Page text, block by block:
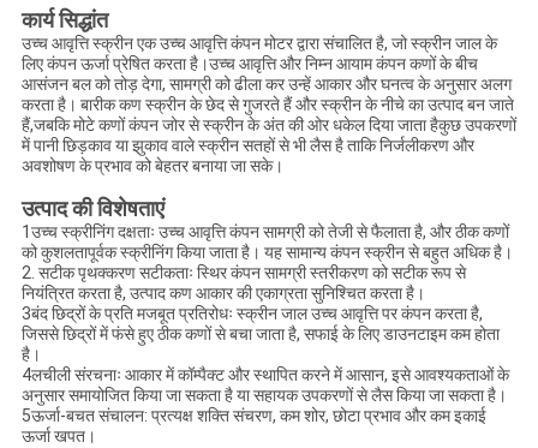
कार्य सिद्धांत
उच्च आवृत्ति स्क्रीन एक उच्च आवृत्ति कंपन मोटर द्वारा संचालित है, जो स्क्रीन जाल के
लिए कंपन ऊर्जा प्रेषित करता है।उच्च आवृत्ति और निम्न आयाम कंपन कणों के बीच
आसंजन बल को तोड़ देगा, सामग्री को ढीला कर उन्हें आकार और घनत्व के अनुसार अलग
करता है। बारीक कण स्क्रीन के छेद से गुजरते हैं और स्क्रीन के नीचे का उत्पाद बन जाते
हैं,जबकि मोटे कणों कंपन जोर से स्क्रीन के अंत की ओर धकेल दिया जाता हैकुछ उपकरणों
में पानी छिड़काव या झुकाव वाले स्क्रीन सतहों से भी लैस है ताकि निर्जलीकरण और
अवशोषण के प्रभाव को बेहतर बनाया जा सके।
उत्पाद की विशेषताएं
1उच्च स्क्रीनिंग दक्षताः उच्च आवृत्ति कंपन सामग्री को तेजी से फैलाता है, और ठीक कणों
को कुशलतापूर्वक स्क्रीनिंग किया जाता है। यह सामान्य कंपन स्क्रीन से बहुत अधिक है।
2. सटीक पृथक्करण सटीकताः स्थिर कंपन सामग्री स्तरीकरण को सटीक रूप से
नियंत्रित करता है, उत्पाद कण आकार की एकाग्रता सुनिश्चित करता है।
3बंद छिद्रों के प्रति मजबूत प्रतिरोधः स्क्रीन जाल उच्च आवृत्ति पर कंपन करता है,
जिससे छिद्रों में फंसे हुए ठीक कणों से बचा जाता है, सफाई के लिए डाउनटाइम कम होता
है।
4लचीली संरचनाः आकार में कॉम्पैक्ट और स्थापित करने में आसान, इसे आवश्यकताओं के
अनुसार समायोजित किया जा सकता है या सहायक उपकरणों से लैस किया जा सकता है।
5ऊर्जा-बचत संचालन: प्रत्यक्ष शक्ति संचरण, कम शोर, छोटा प्रभाव और कम इकाई
ऊर्जा खपत।